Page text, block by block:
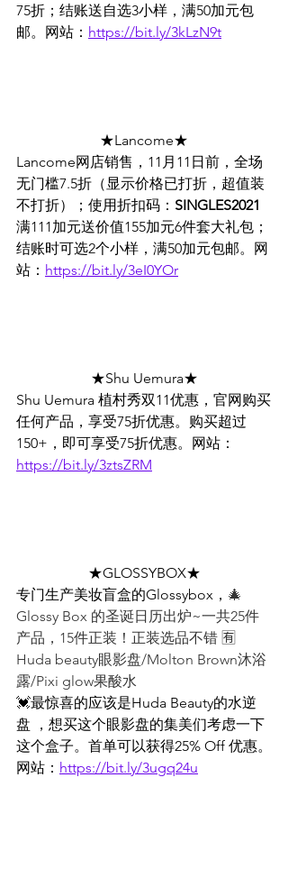
75折；结账送自选3小样，满50加元包
邮。网站： https://bit.ly/3kLzN9t
★Lancome★
Lancome网店销售，11月11日前，全场
无门槛7.5折（显示价格已打折，超值装
不打折）；使用折扣码： SINGLES2021
满111加元送价值155加元6件套大礼包；
结账时可选2个小样，满50加元包邮。网
站： https://bit.ly/3eI0YOr
★Shu Uemura★
Shu Uemura 植村秀双11优惠，官网购买
任何产品，享受75折优惠。购买超过
150+，即可享受75折优惠。网站：
https://bit.ly/3ztsZRM
★GLOSSYBOX★
专门生产美妆盲盒的Glossybox， 🎄
Glossy Box 的圣诞日历出炉~一共25件
产品，15件正装！正装选品不错 🈶️
Huda beauty眼影盘/Molton Brown沐浴
露/Pixi glow果酸水
💓最惊喜的应该是Huda Beauty的水逆
盘 ，想买这个眼影盘的集美们考虑一下
这个盒子。首单可以获得25% Off 优惠。
网站： https://bit.ly/3ugq24u